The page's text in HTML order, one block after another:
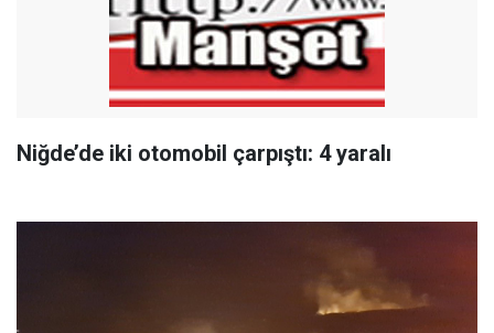
Niğde’de iki otomobil çarpıştı: 4 yaralı